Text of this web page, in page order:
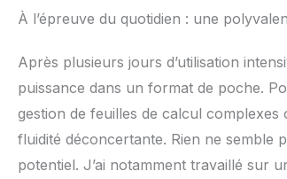
À l’épreuve du quotidien : une
Après plusieurs jours d’utilisation
puissance dans un format de poche.
gestion de feuilles de calcul
fluidité déconcertante. Rien ne semble
potentiel. J’ai notamment travaillé sur